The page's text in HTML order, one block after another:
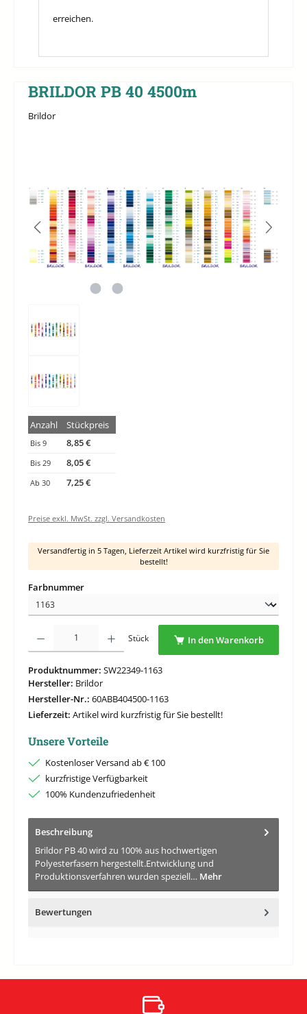
erreichen.
BRILDOR PB 40 4500m
Brildor
Anzahl Stückpreis
Bis9 8,85 €
Bis 29 8,05 €
Ab30 7,25 €
Preise exkl. MwSt. zzgl. Versandkosten
Versandfertig in 5 Tagen, Lieferzeit Artikel wird kurzfristig für Sie
bestellt!
Farbnummerauswählen
Produkt Anzahl: Gib den gewünschten Wert ein oder benutze die Schaltflächen um
Stück In den Warenkorb
Produktnummer: SW22349-1163
Hersteller: Brildor
Hersteller-Nr.: 60ABB404500-1163
Lieferzeit: Artikel wird kurzfristig für Sie bestellt!
Unsere Vorteile
Kostenloser Versand ab € 100
kurzfristige Verfügbarkeit
100% Kundenzufriedenheit
Beschreibung
Brildor PB 40 wird zu 100% aus hochwertigen
Polyesterfasern hergestellt.Entwicklung und
Produktionsverfahren wurden speziell… Mehr
Bewertungen